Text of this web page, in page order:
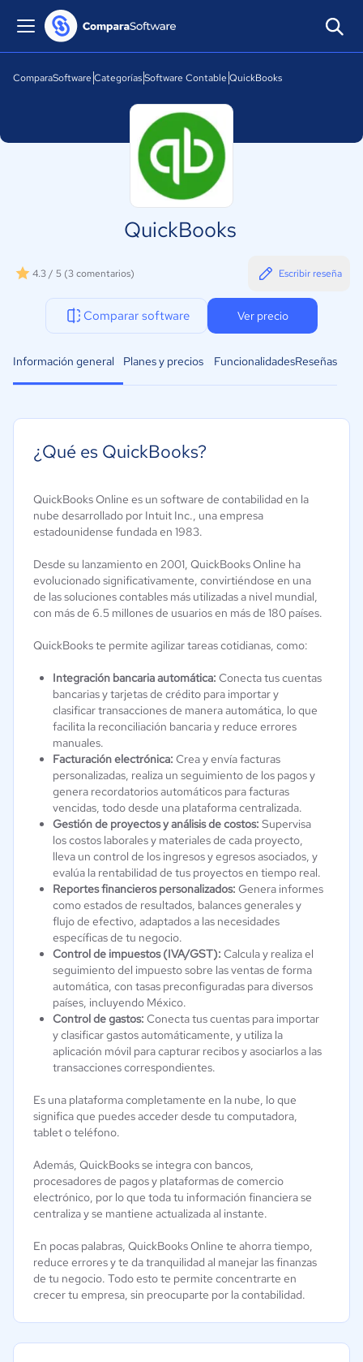
ComparaSoftware CategoríasSoftware Contable QuickBooks
QuickBooks
4.3 / 5 (3 comentarios) Escribir reseña
Comparar software Ver precio
Información general Planes y precios FuncionalidadesReseñas
¿Qué es QuickBooks?
QuickBooks Online es un software de contabilidad en la
nube desarrollado por Intuit Inc., una empresa
estadounidense fundada en 1983.
Desde su lanzamiento en 2001, QuickBooks Online ha
evolucionado significativamente, convirtiéndose en una
de las soluciones contables más utilizadas a nivel mundial,
con más de 6.5 millones de usuarios en más de 180 países.
QuickBooks te permite agilizar tareas cotidianas, como:
Integración bancaria automática: Conecta tus cuentas
bancarias y tarjetas de crédito para importar y
clasificar transacciones de manera automática, lo que
facilita la reconciliación bancaria y reduce errores
manuales.
Facturación electrónica: Crea y envía facturas
personalizadas, realiza un seguimiento de los pagos y
genera recordatorios automáticos para facturas
vencidas, todo desde una plataforma centralizada.
Gestión de proyectos y análisis de costos: Supervisa
los costos laborales y materiales de cada proyecto,
lleva un control de los ingresos y egresos asociados, y
evalúa la rentabilidad de tus proyectos en tiempo real.
Reportes financieros personalizados: Genera informes
como estados de resultados, balances generales y
flujo de efectivo, adaptados a las necesidades
específicas de tu negocio.
Control de impuestos (IVA/GST): Calcula y realiza el
seguimiento del impuesto sobre las ventas de forma
automática, con tasas preconfiguradas para diversos
países, incluyendo México.
Control de gastos: Conecta tus cuentas para importar
y clasificar gastos automáticamente, y utiliza la
aplicación móvil para capturar recibos y asociarlos a las
transacciones correspondientes.
Es una plataforma completamente en la nube, lo que
significa que puedes acceder desde tu computadora,
tablet o teléfono.
Además, QuickBooks se integra con bancos,
procesadores de pagos y plataformas de comercio
electrónico, por lo que toda tu información financiera se
centraliza y se mantiene actualizada al instante.
En pocas palabras, QuickBooks Online te ahorra tiempo,
reduce errores y te da tranquilidad al manejar las finanzas
de tu negocio. Todo esto te permite concentrarte en
crecer tu empresa, sin preocuparte por la contabilidad.